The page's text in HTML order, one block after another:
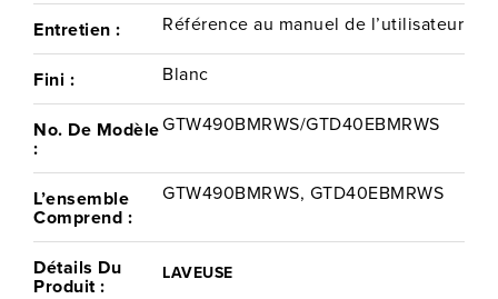
Entretien : Référence au manuel de l’utilisateur
Fini : Blanc
No. De Modèle
:
GTW490BMRWS/GTD40EBMRWS
L’ensemble
Comprend :
GTW490BMRWS, GTD40EBMRWS
Détails Du
Produit : LAVEUSE